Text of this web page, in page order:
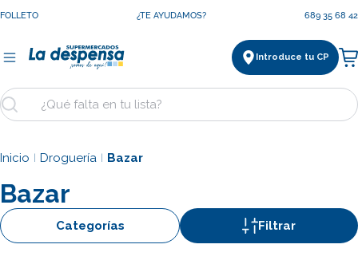
FOLLETO ¿TE AYUDAMOS? 689 35 68 42
Buscar
Introduce tu CP
Inicio Droguería Bazar
Bazar
Categorías Filtrar